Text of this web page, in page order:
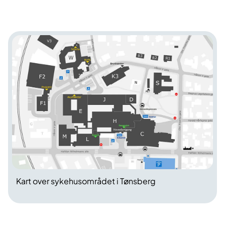
Kart over sykehusområdet i Tønsberg